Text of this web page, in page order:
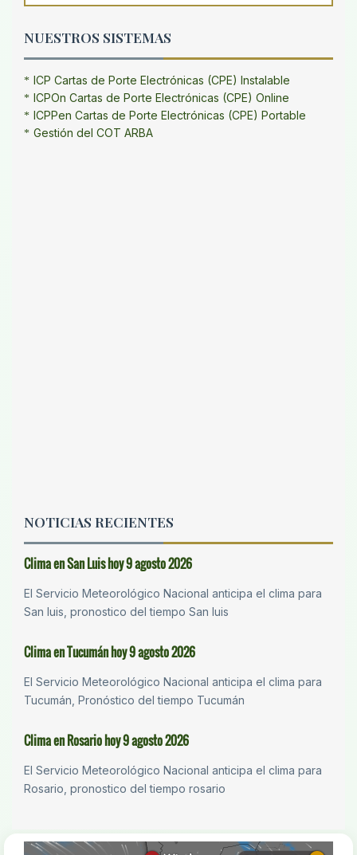
NUESTROS SISTEMAS
ICP Cartas de Porte Electrónicas (CPE) Instalable
ICPOn Cartas de Porte Electrónicas (CPE) Online
ICPPen Cartas de Porte Electrónicas (CPE) Portable
Gestión del COT ARBA
NOTICIAS RECIENTES
Clima en San Luis hoy 9 agosto 2026
El Servicio Meteorológico Nacional anticipa el clima para
San luis, pronostico del tiempo San luis
Clima en Tucumán hoy 9 agosto 2026
El Servicio Meteorológico Nacional anticipa el clima para
Tucumán, Pronóstico del tiempo Tucumán
Clima en Rosario hoy 9 agosto 2026
El Servicio Meteorológico Nacional anticipa el clima para
Rosario, pronostico del tiempo rosario